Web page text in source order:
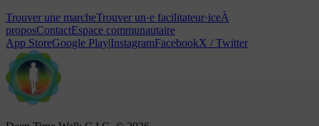
Trouver une marcheTrouver un·e facilitateur·iceÀ
proposContactEspace communautaire
App StoreGoogle Play|InstagramFacebookX / Twitter